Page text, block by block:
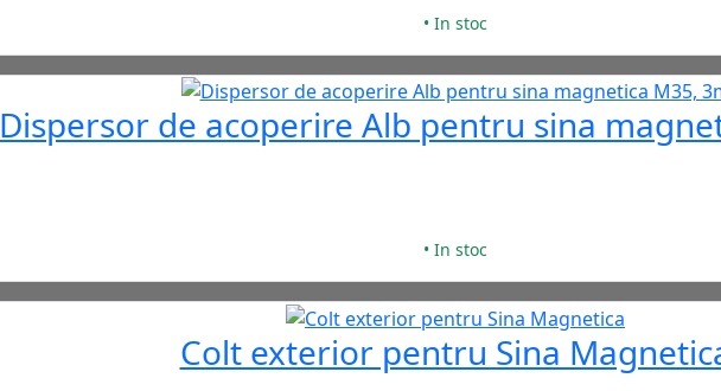
• In stoc
Dispersor de acoperire Alb pentru sina
• In stoc
Colt exterior pentru Sina